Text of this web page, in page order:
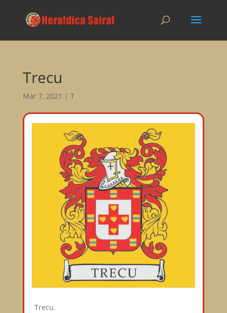
Trecu
Mar 7, 2021 | T
Trecu.